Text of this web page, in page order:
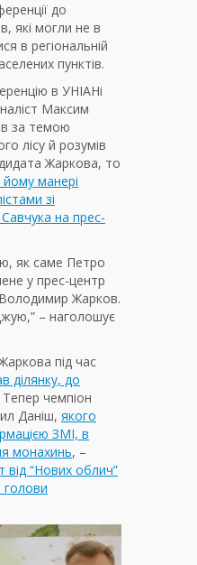
до
які могли не в
в регіональній
пунктів.
в УНІАНі
Максим
за темою
лісу й розумів
Жаркова, то
йому манері
зі
на прес-
як саме Петро
у прес-центр
Жарков.
– наголошує
під час
ділянку, до
Тепер чемпіон
Даніш, якого
ЗМІ, в
монахинь, –
від “Нових облич”